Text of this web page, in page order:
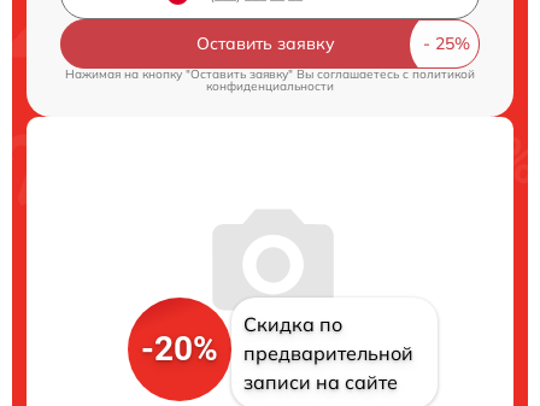
Оставить заявку
Нажимая на кнопку "Оставить заявку" Вы соглашаетесь c политикой
конфиденциальности
-20%
Скидка по
предварительной
записи на сайте